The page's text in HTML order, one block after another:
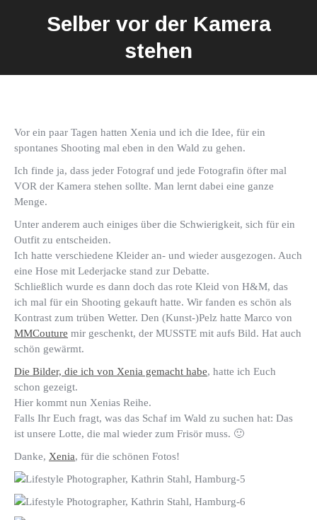
Selber vor der Kamera
stehen
Vor ein paar Tagen hatten Xenia und ich die Idee, für ein
spontanes Shooting mal eben in den Wald zu gehen.
Ich finde ja, dass jeder Fotograf und jede Fotografin öfter mal
VOR der Kamera stehen sollte. Man lernt dabei eine ganze
Menge.
Unter anderem auch einiges über die Schwierigkeit, sich für ein
Outfit zu entscheiden.
Ich hatte verschiedene Kleider an- und wieder ausgezogen. Auch
eine Hose mit Lederjacke stand zur Debatte.
Schließlich wurde es dann doch das rote Kleid von H&M, das
ich mal für ein Shooting gekauft hatte. Wir fanden es schön als
Kontrast zum trüben Wetter. Den (Kunst-)Pelz hatte Marco von
MMCouture mir geschenkt, der MUSSTE mit aufs Bild. Hat auch
schön gewärmt.
Die Bilder, die ich von Xenia gemacht habe, hatte ich Euch
schon gezeigt.
Hier kommt nun Xenias Reihe.
Falls Ihr Euch fragt, was das Schaf im Wald zu suchen hat: Das
ist unsere Lotte, die mal wieder zum Frisör muss. 🙂
Danke, Xenia, für die schönen Fotos!